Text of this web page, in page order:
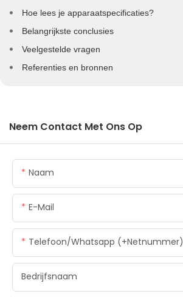
Hoe lees je apparaatspecificaties?
Belangrijkste conclusies
Veelgestelde vragen
Referenties en bronnen
Neem Contact Met Ons Op
Naam
E-Mail
Telefoon/whatsapp (+netnummer)
Bedrijfsnaam